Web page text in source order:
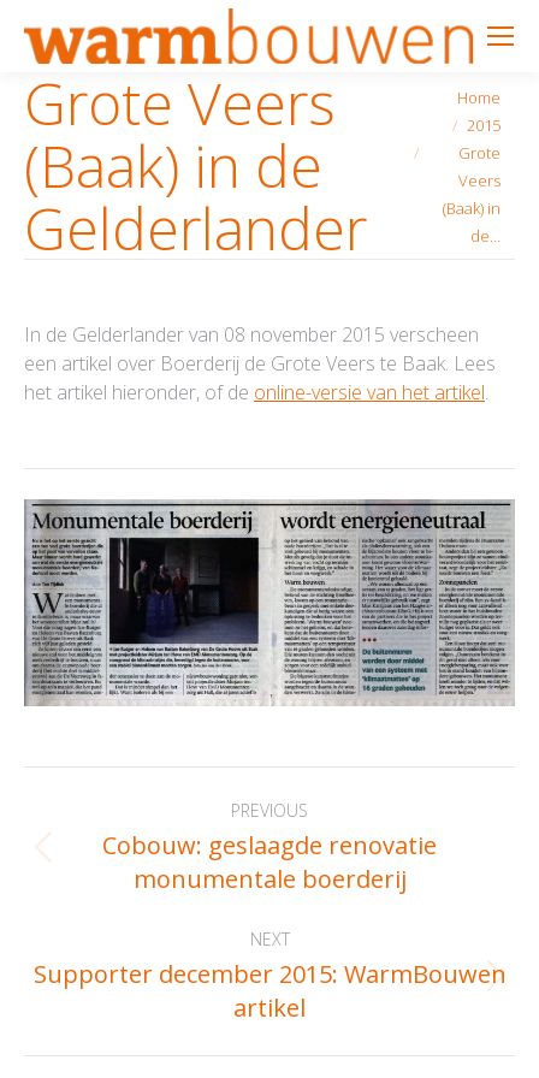
Grote Veers
(Baak) in de
Gelderlander
Je bent hier:
Home
2015
Grote
Veers
(Baak) in
de…
In de Gelderlander van 08 november 2015 verscheen
een artikel over Boerderij de Grote Veers te Baak. Lees
het artikel hieronder, of de online-versie van het artikel.
navigation
PREVIOUS
Previous
post:
Cobouw: geslaagde renovatie
monumentale boerderij
NEXT
Next
post:
Supporter december 2015: WarmBouwen
artikel